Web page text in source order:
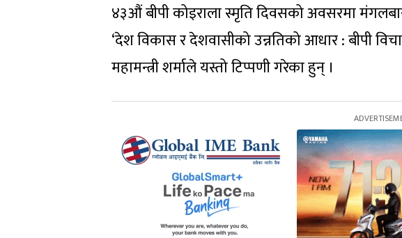
४३औं बीपी कोइराला स्मृति दिवसको अवसरमा
‘देश विकास र देशवासीको उन्नतिको आधार : बीपी
महामन्त्री शर्माले यस्तो टिप्पणी गरेका हुन् ।